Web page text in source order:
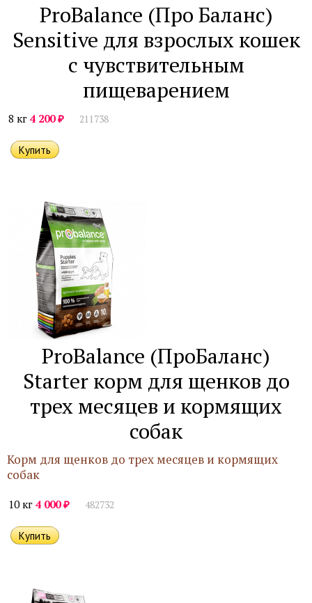
ProBalance (Про Баланс)
Sensitive для взрослых кошек
с чувствительным
пищеварением
8 кг 4 200₽ 211738
ProBalance (ПроБаланс)
Starter корм для щенков до
трех месяцев и кормящих
собак
Корм для щенков до трех месяцев и кормящих
собак
10 кг 4 000₽ 482732